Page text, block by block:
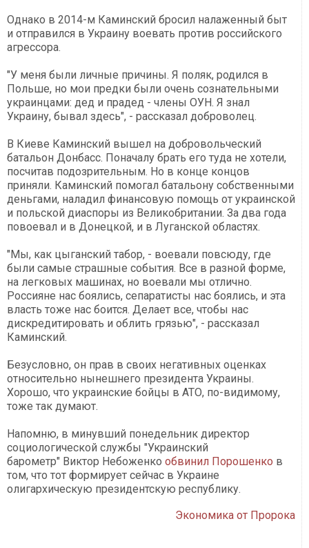
Однако в 2014-м Каминский бросил налаженный быт
и отправился в Украину воевать против российского
агрессора.
"У меня были личные причины. Я поляк, родился в
Польше, но мои предки были очень сознательными
украинцами: дед и прадед - члены ОУН. Я знал
Украину, бывал здесь", - рассказал доброволец.
В Киеве Каминский вышел на добровольческий
батальон Донбасс. Поначалу брать его туда не хотели,
посчитав подозрительным. Но в конце концов
приняли. Каминский помогал батальону собственными
деньгами, наладил финансовую помощь от украинской
и польской диаспоры из Великобритании. За два года
повоевал и в Донецкой, и в Луганской областях.
"Мы, как цыганский табор, - воевали повсюду, где
были самые страшные события. Все в разной форме,
на легковых машинах, но воевали мы отлично.
Россияне нас боялись, сепаратисты нас боялись, и эта
власть тоже нас боится. Делает все, чтобы нас
дискредитировать и облить грязью", - рассказал
Каминский.
Безусловно, он прав в своих негативных оценках
относительно нынешнего президента Украины.
Хорошо, что украинские бойцы в АТО, по-видимому,
тоже так думают.
Напомню, в минувший понедельник директор
социологической службы "Украинский
барометр" Виктор Небоженко обвинил Порошенко в
том, что тот формирует сейчас в Украине
олигархическую президентскую республику.
Экономика от Пророка